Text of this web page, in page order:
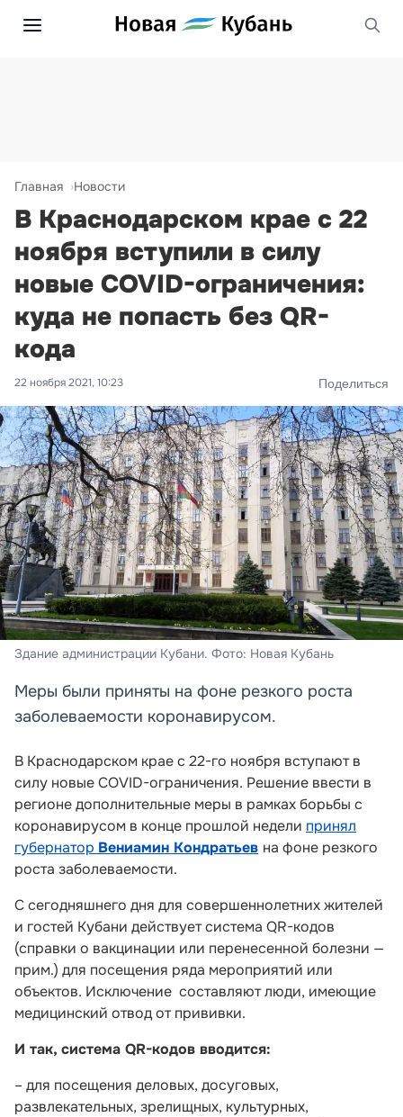
Главная Новости
В Краснодарском крае с 22
ноября вступили в силу
новые COVID-ограничения:
куда не попасть без QR-
кода
22 ноября 2021, 10:23 Поделиться
Здание администрации Кубани. Фото: Новая Кубань
Меры были приняты на фоне резкого роста
заболеваемости коронавирусом.
В Краснодарском крае с 22-го ноября вступают в
силу новые COVID-ограничения. Решение ввести в
регионе дополнительные меры в рамках борьбы с
коронавирусом в конце прошлой недели принял
губернатор Вениамин Кондратьев на фоне резкого
роста заболеваемости.
С сегодняшнего дня для совершеннолетних жителей
и гостей Кубани действует система QR-кодов
(справки о вакцинации или перенесенной болезни —
прим.) для посещения ряда мероприятий или
объектов. Исключение составляют люди, имеющие
медицинский отвод от прививки.
И так, система QR-кодов вводится:
– для посещения деловых, досуговых,
развлекательных, зрелищных, культурных,